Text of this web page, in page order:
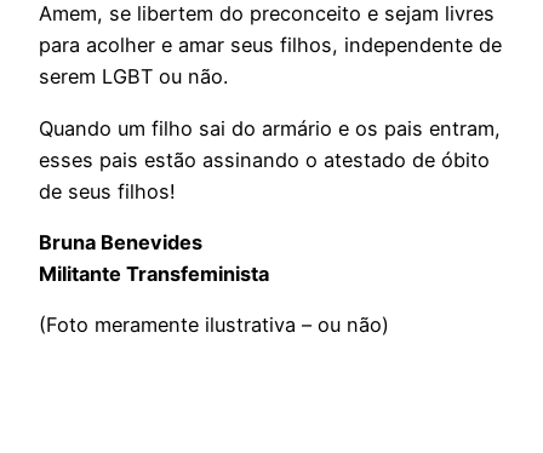
Amem, se libertem do preconceito e sejam livres
para acolher e amar seus filhos, independente de
serem LGBT ou não.
Quando um filho sai do armário e os pais entram,
esses pais estão assinando o atestado de óbito
de seus filhos!
Bruna Benevides
Militante Transfeminista
(Foto meramente ilustrativa – ou não)